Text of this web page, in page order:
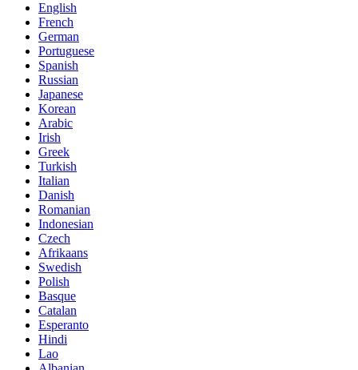
English
French
German
Portuguese
Spanish
Russian
Japanese
Korean
Arabic
Irish
Greek
Turkish
Italian
Danish
Romanian
Indonesian
Czech
Afrikaans
Swedish
Polish
Basque
Catalan
Esperanto
Hindi
Lao